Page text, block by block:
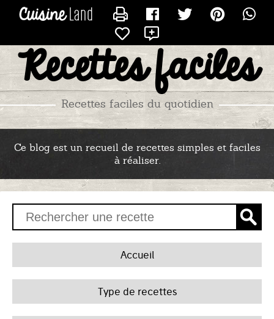
Recettes faciles
Recettes faciles du quotidien
Ce blog est un recueil de recettes simples et faciles
à réaliser.
Accueil
Type de recettes
CONTACTER BASE